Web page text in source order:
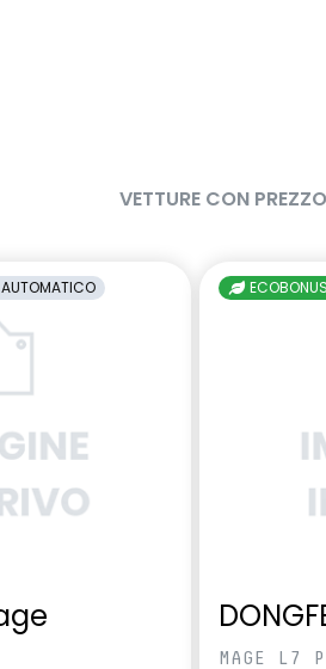
VETTURE CON
ECOBONUS
MAGE L7